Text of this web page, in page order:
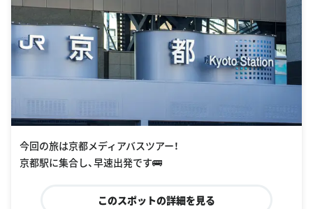
今回の旅は京都メディアバスツアー！
京都駅に集合し、早速出発です🚌
このスポットの詳細を見る